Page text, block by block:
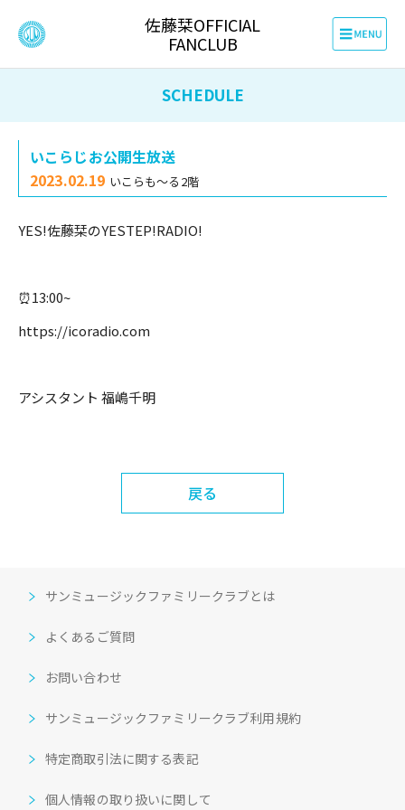
佐藤栞OFFICIAL
FANCLUB
SCHEDULE
いこらじお公開生放送
2023.02.19 いこらも〜る2階
YES!佐藤栞のYESTEP!RADIO!
⏰13:00~
https://icoradio.com
アシスタント 福嶋千明
戻る
サンミュージックファミリークラブとは
よくあるご質問
お問い合わせ
サンミュージックファミリークラブ利用規約
特定商取引法に関する表記
個人情報の取り扱いに関して